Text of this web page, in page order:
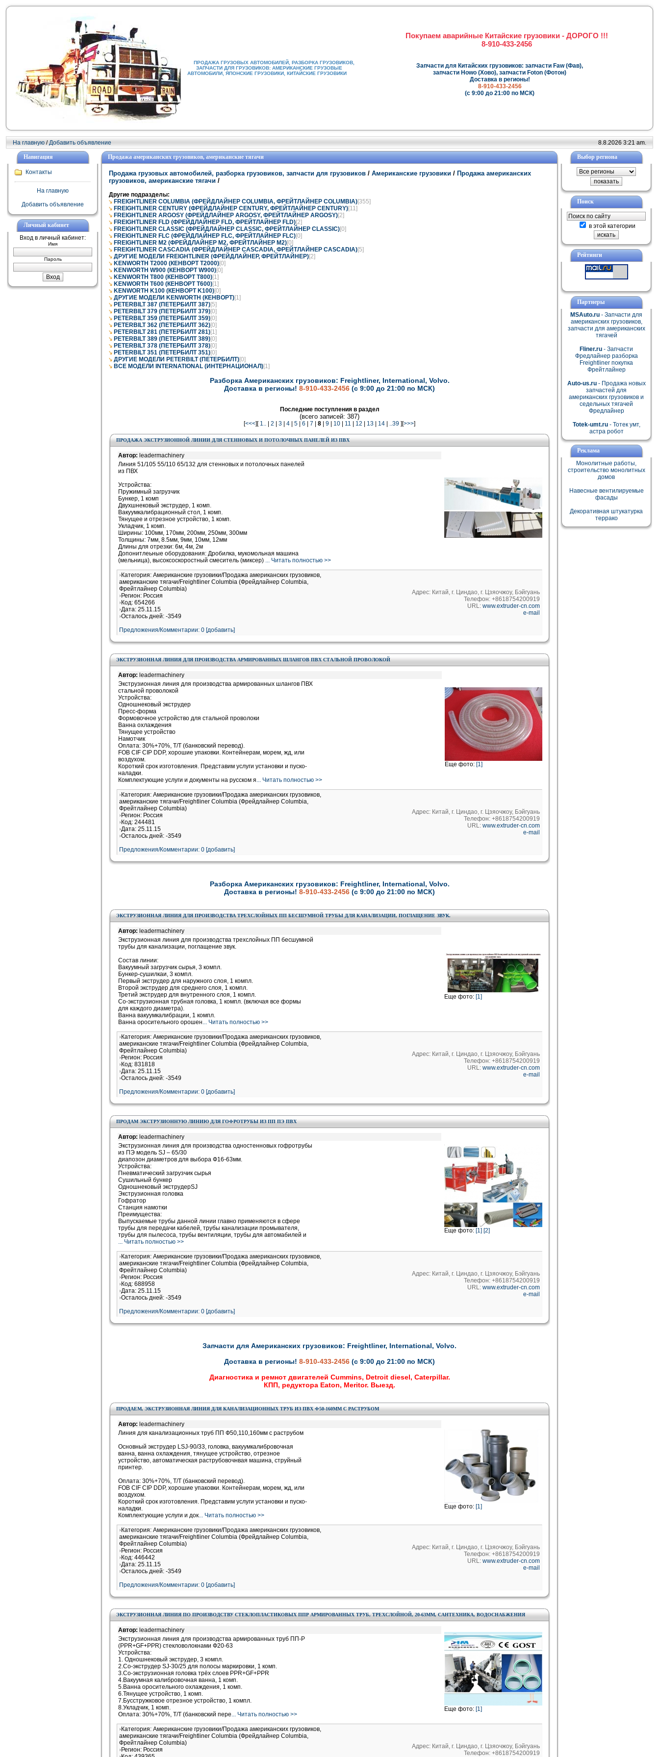
ПРОДАЖА ГРУЗОВЫХ АВТОМОБИЛЕЙ, РАЗБОРКА ГРУЗОВИКОВ,
ЗАПЧАСТИ ДЛЯ ГРУЗОВИКОВ: АМЕРИКАНСКИЕ ГРУЗОВЫЕ
АВТОМОБИЛИ, ЯПОНСКИЕ ГРУЗОВИКИ, КИТАЙСКИЕ ГРУЗОВИКИ
Покупаем аварийные Китайские грузовики - ДОРОГО !!!
8-910-433-2456
Запчасти для Китайских грузовиков: запчасти Faw (Фав),
запчасти Howo (Хово), запчасти Foton (Фотон)
Доставка в регионы!
8-910-433-2456
(с 9:00 до 21:00 по МСК)
На главную /Добавить объявление 8.8.2026 3:21 am.
Навигация
Контакты
На главную
Добавить объявление
Личный кабинет
Вход в личный кабинет:
Имя
Пароль
Продажа американских грузовиков, американские тягачи
Продажа грузовых автомобилей, разборка грузовиков, запчасти для грузовиков / Американские грузовики / Продажа американских
грузовиков, американские тягачи /
Другие подразделы:
FREIGHTLINER COLUMBIA (ФРЕЙДЛАЙНЕР COLUMBIA, ФРЕЙТЛАЙНЕР COLUMBIA)[355]
FREIGHTLINER CENTURY (ФРЕЙДЛАЙНЕР CENTURY, ФРЕЙТЛАЙНЕР CENTURY)[11]
FREIGHTLINER ARGOSY (ФРЕЙДЛАЙНЕР ARGOSY, ФРЕЙТЛАЙНЕР ARGOSY)[2]
FREIGHTLINER FLD (ФРЕЙДЛАЙНЕР FLD, ФРЕЙТЛАЙНЕР FLD)[2]
FREIGHTLINER CLASSIC (ФРЕЙДЛАЙНЕР CLASSIC, ФРЕЙТЛАЙНЕР CLASSIC)[0]
FREIGHTLINER FLC (ФРЕЙДЛАЙНЕР FLC, ФРЕЙТЛАЙНЕР FLC)[0]
FREIGHTLINER M2 (ФРЕЙДЛАЙНЕР M2, ФРЕЙТЛАЙНЕР M2)[0]
FREIGHTLINER CASCADIA (ФРЕЙДЛАЙНЕР CASCADIA, ФРЕЙТЛАЙНЕР CASCADIA)[5]
ДРУГИЕ МОДЕЛИ FREIGHTLINER (ФРЕЙДЛАЙНЕР, ФРЕЙТЛАЙНЕР)[2]
KENWORTH T2000 (КЕНВОРТ T2000)[0]
KENWORTH W900 (КЕНВОРТ W900)[0]
KENWORTH T800 (КЕНВОРТ T800)[1]
KENWORTH T600 (КЕНВОРТ T600)[1]
KENWORTH K100 (КЕНВОРТ K100)[0]
ДРУГИЕ МОДЕЛИ KENWORTH (КЕНВОРТ)[1]
PETERBILT 387 (ПЕТЕРБИЛТ 387)[5]
PETERBILT 379 (ПЕТЕРБИЛТ 379)[0]
PETERBILT 359 (ПЕТЕРБИЛТ 359)[0]
PETERBILT 362 (ПЕТЕРБИЛТ 362)[0]
PETERBILT 281 (ПЕТЕРБИЛТ 281)[1]
PETERBILT 389 (ПЕТЕРБИЛТ 389)[0]
PETERBILT 378 (ПЕТЕРБИЛТ 378)[0]
PETERBILT 351 (ПЕТЕРБИЛТ 351)[0]
ДРУГИЕ МОДЕЛИ PETERBILT (ПЕТЕРБИЛТ)[0]
ВСЕ МОДЕЛИ INTERNATIONAL (ИНТЕРНАЦИОНАЛ)[1]
Разборка Американских грузовиков: Freightliner, International, Volvo.
Доставка в регионы! 8-910-433-2456 (с 9:00 до 21:00 по МСК)
Последние поступления в раздел
(всего записей: 387)
[<<<][ 1.. 2 3 4 5 6 7 8 9 10 11 12 13 14 ..39 ][>>>]
ПРОДАЖА ЭКСТРУЗИОННОЙ ЛИНИИ ДЛЯ СТЕННОВЫХ И ПОТОЛОЧНЫХ ПАНЕЛЕЙ ИЗ ПВХ
Автор: leadermachinery
Линия 51/105 55/110 65/132 для стенновых и потолочных панелей
из ПВХ
Устройства:
Пружимный загрузчик
Бункер, 1 комп
Двухшнековый экструдер, 1 комп.
Вакуумкалибрационный стол, 1 комп.
Тянущее и отрезное устройство, 1 комп.
Укладчик, 1 комп.
Ширины: 100мм, 170мм, 200мм, 250мм, 300мм
Толщины: 7мм, 8.5мм, 9мм, 10мм, 12мм
Длины для отрезки: 6м, 4м, 2м
Допонитлеьные оборудования: Дробилка, мукомольная машина
(мельница), высоксоскоростный смеситель (миксер) ... Читать полностью >>
Категория: Американские грузовики/Продажа американских грузовиков,
американские тягачи/Freightliner Columbia (Фрейдлайнер Columbia,
Фрейтлайнер Columbia)
Регион: Россия
Код: 654266
Дата: 25.11.15
Осталось дней: -3549
Предложения/Комментарии: 0 [добавить]
Адрес: Китай, г. Циндао, г. Цзяочжоу, Бэйгуань
Телефон: +8618754200919
URL: www.extruder-cn.com
e-mail
ЭКСТРУЗИОННАЯ ЛИНИЯ ДЛЯ ПРОИЗВОДСТВА АРМИРОВАННЫХ ШЛАНГОВ ПВХ СТАЛЬНОЙ ПРОВОЛОКОЙ
Автор: leadermachinery
Экструзионная линия для производства армированных шлангов ПВХ
стальной проволокой
Устройства:
Одношнековый экструдер
Пресс-форма
Формовочное устройство для стальной проволоки
Ванна охлаждения
Тянущее устройство
Намотчик
Оплата: 30%+70%, T/T (банковский перевод).
FOB CIF CIP DDP, хорошие упаковки. Контейнерам, морем, жд, или
воздухом.
Короткий срок изготовления. Представим услуги установки и пуско-
наладки.
Комплектующие услуги и документы на русском я... Читать полностью >>
Еще фото: [1]
Категория: Американские грузовики/Продажа американских грузовиков,
американские тягачи/Freightliner Columbia (Фрейдлайнер Columbia,
Фрейтлайнер Columbia)
Регион: Россия
Код: 244481
Дата: 25.11.15
Осталось дней: -3549
Предложения/Комментарии: 0 [добавить]
Адрес: Китай, г. Циндао, г. Цзяочжоу, Бэйгуань
Телефон: +8618754200919
URL: www.extruder-cn.com
e-mail
Разборка Американских грузовиков: Freightliner, International, Volvo.
Доставка в регионы! 8-910-433-2456 (с 9:00 до 21:00 по МСК)
ЭКСТРУЗИОННАЯ ЛИНИЯ ДЛЯ ПРОИЗВОДСТВА ТРЕХСЛОЙНЫХ ПП БЕСШУМНОЙ ТРУБЫ ДЛЯ КАНАЛИЗАЦИИ, ПОГЛАЩЕНИЕ ЗВУК.
Автор: leadermachinery
Экструзионная линия для производства трехслойных ПП бесшумной
трубы для канализации, поглащение звук.
Состав линии:
Вакуумный загрузчик сырья, 3 компл.
Бункер-сушилкаи, 3 компл.
Первый экструдер для наружного слоя, 1 компл.
Второй экструдер для среднего слоя, 1 компл.
Третий экструдер для внутренного слоя, 1 компл.
Со-экструзионная трубная головка, 1 компл. (включая все формы
для каждого диаметра).
Ванна вакуумкалибрации, 1 компл.
Ванна оросительного орошен... Читать полностью >>
Еще фото: [1]
Категория: Американские грузовики/Продажа американских грузовиков,
американские тягачи/Freightliner Columbia (Фрейдлайнер Columbia,
Фрейтлайнер Columbia)
Регион: Россия
Код: 831818
Дата: 25.11.15
Осталось дней: -3549
Предложения/Комментарии: 0 [добавить]
Адрес: Китай, г. Циндао, г. Цзяочжоу, Бэйгуань
Телефон: +8618754200919
URL: www.extruder-cn.com
e-mail
ПРОДАМ ЭКСТРУЗИОННУЮ ЛИНИЮ ДЛЯ ГОФРОТРУБЫ ИЗ ПП ПЭ ПВХ
Автор: leadermachinery
Экструзионная линия для производства одностенновых гофротрубы
из ПЭ модель SJ – 65/30
диапозон диаметров для выбора Ф16-63мм.
Устройства:
Пневматический загрузчик сырья
Сушильный бункер
Одношнековый экструдерSJ
Экструзионная головка
Гофратор
Станция намотки
Преимущества:
Выпускаемые трубы данной линии главно применяются в сфере
трубы для передачи кабелей, трубы канализации промывателя,
трубы для пылесоса, трубы вентиляции, трубы для автомабилей и
... Читать полностью >>
Еще фото: [1] [2]
Категория: Американские грузовики/Продажа американских грузовиков,
американские тягачи/Freightliner Columbia (Фрейдлайнер Columbia,
Фрейтлайнер Columbia)
Регион: Россия
Код: 688958
Дата: 25.11.15
Осталось дней: -3549
Предложения/Комментарии: 0 [добавить]
Адрес: Китай, г. Циндао, г. Цзяочжоу, Бэйгуань
Телефон: +8618754200919
URL: www.extruder-cn.com
e-mail
Запчасти для Американских грузовиков: Freightliner, International, Volvo.
Доставка в регионы! 8-910-433-2456 (с 9:00 до 21:00 по МСК)
Диагностика и ремнот двигателей Cummins, Detroit diesel, Caterpillar.
КПП, редуктора Eaton, Meritor. Выезд.
ПРОДАЕМ, ЭКСТРУЗИОННАЯ ЛИНИЯ ДЛЯ КАНАЛИЗАЦИОННЫХ ТРУБ ИЗ ПВХ Ф50-160ММ С РАСТРУБОМ
Автор: leadermachinery
Линия для канализационных труб ПП Ф50,110,160мм c раструбом
Основный экструдер LSJ-90/33, головка, вакуумкалибровочная
ванна, ванна охлаждения, тянущее устройство, отрезное
устройство, автоматическая раструбовочнвая машина, струйный
принтер.
Оплата: 30%+70%, T/T (банковский перевод).
FOB CIF CIP DDP, хорошие упаковки. Контейнерам, морем, жд, или
воздухом.
Короткий срок изготовления. Представим услуги установки и пуско-
наладки.
Комплектующие услуги и док... Читать полностью >>
Еще фото: [1]
Категория: Американские грузовики/Продажа американских грузовиков,
американские тягачи/Freightliner Columbia (Фрейдлайнер Columbia,
Фрейтлайнер Columbia)
Регион: Россия
Код: 446442
Дата: 25.11.15
Осталось дней: -3549
Предложения/Комментарии: 0 [добавить]
Адрес: Китай, г. Циндао, г. Цзяочжоу, Бэйгуань
Телефон: +8618754200919
URL: www.extruder-cn.com
e-mail
ЭКСТРУЗИОННАЯ ЛИНИЯ ПО ПРОИЗВОДСТВУ СТЕКЛОПЛАСТИКОВЫХ ППР АРМИРОВАННЫХ ТРУБ, ТРЕХСЛОЙНОЙ, 20-63ММ, САНТЕХНИКА, ВОДОСНАБЖЕНИЯ
Автор: leadermachinery
Экструзионная линия для производства армированных труб ПП-Р
(PPR+GF+PPR) стекловолокнами Ф20-63
Устройства:
1. Одношнековый экструдер, 3 компл.
2.Со-экструдер SJ-30/25 для полосы маркировки, 1 комп.
3.Со-экструзионная головка трёх слоев PPR+GF+PPR
4.Вакуумная калибровочная ванна, 1 комп.
5.Ванна оросительного охлаждения, 1 комп.
6.Тянущее устройство, 1 комп.
7.Бусстружковое отрезное устройство, 1 компл.
8.Укладчик, 1 комп.
Оплата: 30%+70%, T/T (банковский пере... Читать полностью >>
Еще фото: [1]
Категория: Американские грузовики/Продажа американских грузовиков,
американские тягачи/Freightliner Columbia (Фрейдлайнер Columbia,
Фрейтлайнер Columbia)
Регион: Россия
Адрес: Китай, г. Циндао, г. Цзяочжоу, Бэйгуань
Телефон: +8618754200919
Выбор региона
Поиск
в этой категории
Рейтинги
Партнеры
MSAuto.ru - Запчасти для
американских грузовиков,
запчасти для американских
тягачей
Fliner.ru - Запчасти
Фредлайнер разборка
Freightliner покупка
Фрейтлайнер
Auto-us.ru- Продажа новых
запчастей для
американских грузовиков и
седельных тягачей
Фредлайнер
Totek-umt.ru- Тотек умт,
астра робот
Реклама
Монолитные работы,
строительство монолитных
домов
Навесные вентилируемые
фасады
Декоративная штукатурка
террако